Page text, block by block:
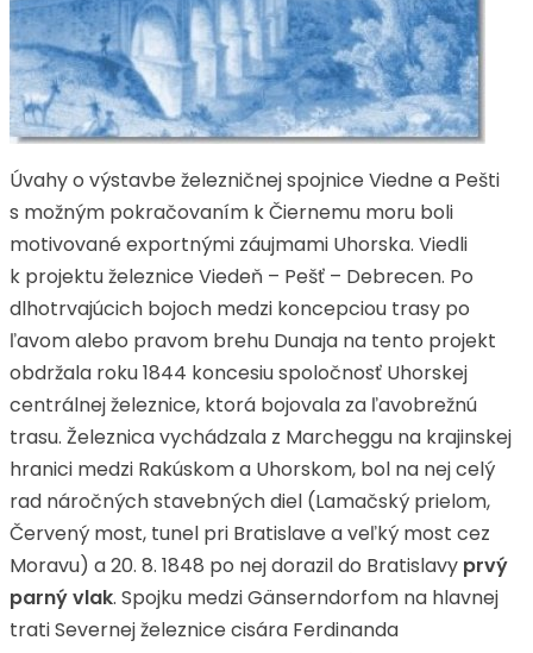
Úvahy o výstavbe železničnej spojnice Viedne a Pešti
s možným pokračovaním k Čiernemu moru boli
motivované exportnými záujmami Uhorska. Viedli
k projektu železnice Viedeň – Pešť – Debrecen. Po
dlhotrvajúcich bojoch medzi koncepciou trasy po
ľavom alebo pravom brehu Dunaja na tento projekt
obdržala roku 1844 koncesiu spoločnosť Uhorskej
centrálnej železnice, ktorá bojovala za ľavobrežnú
trasu. Železnica vychádzala z Marcheggu na krajinskej
hranici medzi Rakúskom a Uhorskom, bol na nej celý
rad náročných stavebných diel (Lamačský prielom,
Červený most, tunel pri Bratislave a veľký most cez
Moravu) a 20. 8. 1848 po nej dorazil do Bratislavy prvý
parný vlak. Spojku medzi Gänserndorfom na hlavnej
trati Severnej železnice cisára Ferdinanda